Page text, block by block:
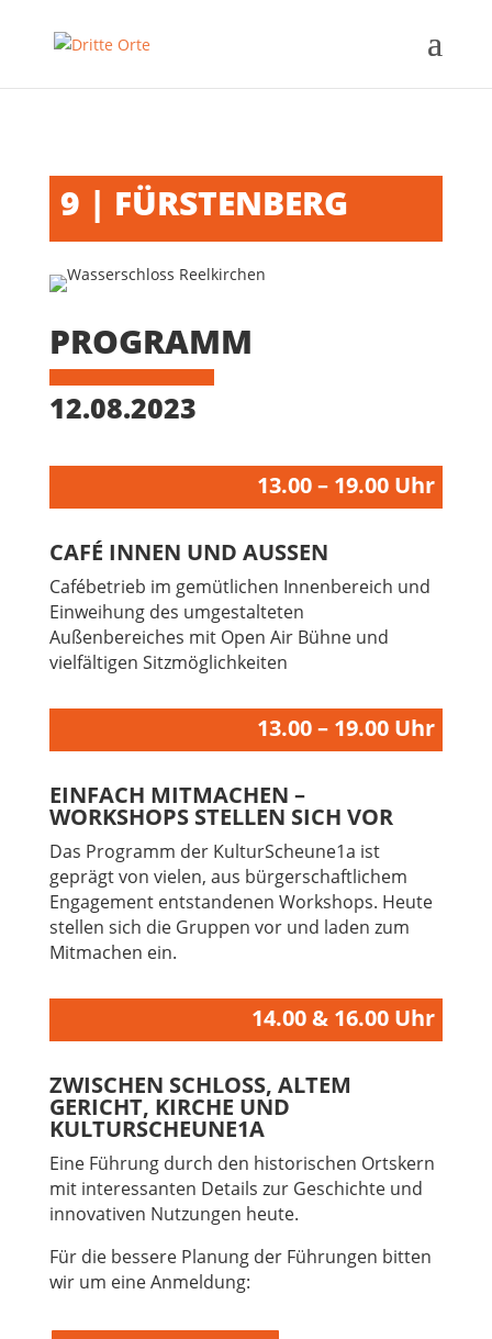
9 | FÜRSTENBERG
PROGRAMM
12.08.2023
13.00 – 19.00 Uhr
CAFÉ INNEN UND AUSSEN
Cafébetrieb im gemütlichen Innenbereich und
Einweihung des umgestalteten
Außenbereiches mit Open Air Bühne und
vielfältigen Sitzmöglichkeiten
13.00 – 19.00 Uhr
EINFACH MITMACHEN –
WORKSHOPS STELLEN SICH VOR
Das Programm der KulturScheune1a ist
geprägt von vielen, aus bürgerschaftlichem
Engagement entstandenen Workshops. Heute
stellen sich die Gruppen vor und laden zum
Mitmachen ein.
14.00 & 16.00 Uhr
ZWISCHEN SCHLOSS, ALTEM
GERICHT, KIRCHE UND
KULTURSCHEUNE1A
Eine Führung durch den historischen Ortskern
mit interessanten Details zur Geschichte und
innovativen Nutzungen heute.
Für die bessere Planung der Führungen bitten
wir um eine Anmeldung: